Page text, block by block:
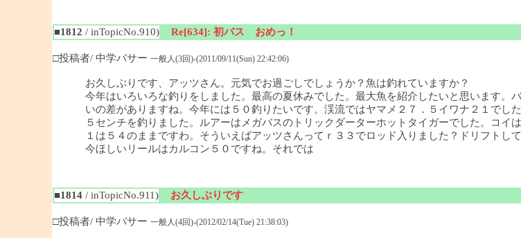
■1812 / inTopicNo.910)
Re[634]: 初バス おめっ！
□投稿者/ 中学バサー 一般人(3回)-(2011/09/11(Sun) 22:42:06)
お久しぶりです、アッツさん。元気でお過ごしでしょうか？魚は釣れていますか？
今年はいろいろな釣りをしました。最高の夏休みでした。最大魚を紹介したいと思います。
いの差がありますね。今年には５０釣りたいです。渓流ではヤマメ２７．５イワナ２１でし
５センチを釣りました。ルアーはメガバスのトリックダーターホットタイガーでした。コ
１は５４のままですわ。そういえばアッツさんってｒ３３でロッド入りました？ドリフトし
今ほしいリールはカルコン５０ですね。それでは
■1814/ inTopicNo.911)
お久しぶりです
□投稿者/ 中学バサー 一般人(4回)-(2012/02/14(Tue) 21:38:03)